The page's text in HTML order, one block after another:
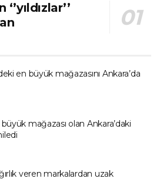
en büyük mağazasını Ankara’da
mağazası olan Ankara’daki
veren markalardan uzak